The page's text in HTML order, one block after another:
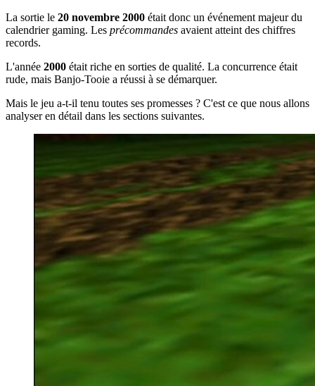
La sortie le 20 novembre 2000 était donc un événement majeur du
calendrier gaming. Les précommandes avaient atteint des chiffres
records.
L'année 2000 était riche en sorties de qualité. La concurrence était
rude, mais Banjo-Tooie a réussi à se démarquer.
Mais le jeu a-t-il tenu toutes ses promesses ? C'est ce que nous allons
analyser en détail dans les sections suivantes.